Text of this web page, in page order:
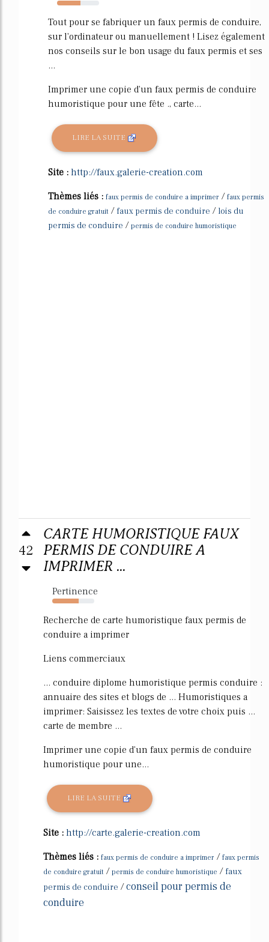
56%
Tout pour se fabriquer un faux permis de conduire,
sur l'ordinateur ou manuellement ! Lisez également
nos conseils sur le bon usage du faux permis et ses
...
Imprimer une copie d'un faux permis de conduire
humoristique pour une fête ., carte...
LIRE LA SUITE
Site : http://faux.galerie-creation.com
Thèmes liés : faux permis de conduire a imprimer / faux permis
de conduire gratuit / faux permis de conduire / lois du
permis de conduire / permis de conduire humoristique
42
CARTE HUMORISTIQUE FAUX
PERMIS DE CONDUIRE A
IMPRIMER ...
Pertinence
63%
Recherche de carte humoristique faux permis de
conduire a imprimer
Liens commerciaux
... conduire diplome humoristique permis conduire :
annuaire des sites et blogs de ... Humoristiques a
imprimer: Saisissez les textes de votre choix puis ...
carte de membre ...
Imprimer une copie d'un faux permis de conduire
humoristique pour une...
LIRE LA SUITE
Site : http://carte.galerie-creation.com
Thèmes liés : faux permis de conduire a imprimer / faux permis
de conduire gratuit / permis de conduire humoristique / faux
permis de conduire /conseil pour permis de
conduire